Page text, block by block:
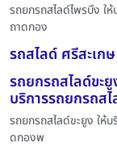
รถยกรถสไลด์ไพรบึง ใ
ถาดกอง
รถสไลด์ ศรีสะเก
รถยกรถสไลด์ขะ
บริการรถยกรถส
รถยกรถสไลด์ขะยูง ให้
ดกองพ